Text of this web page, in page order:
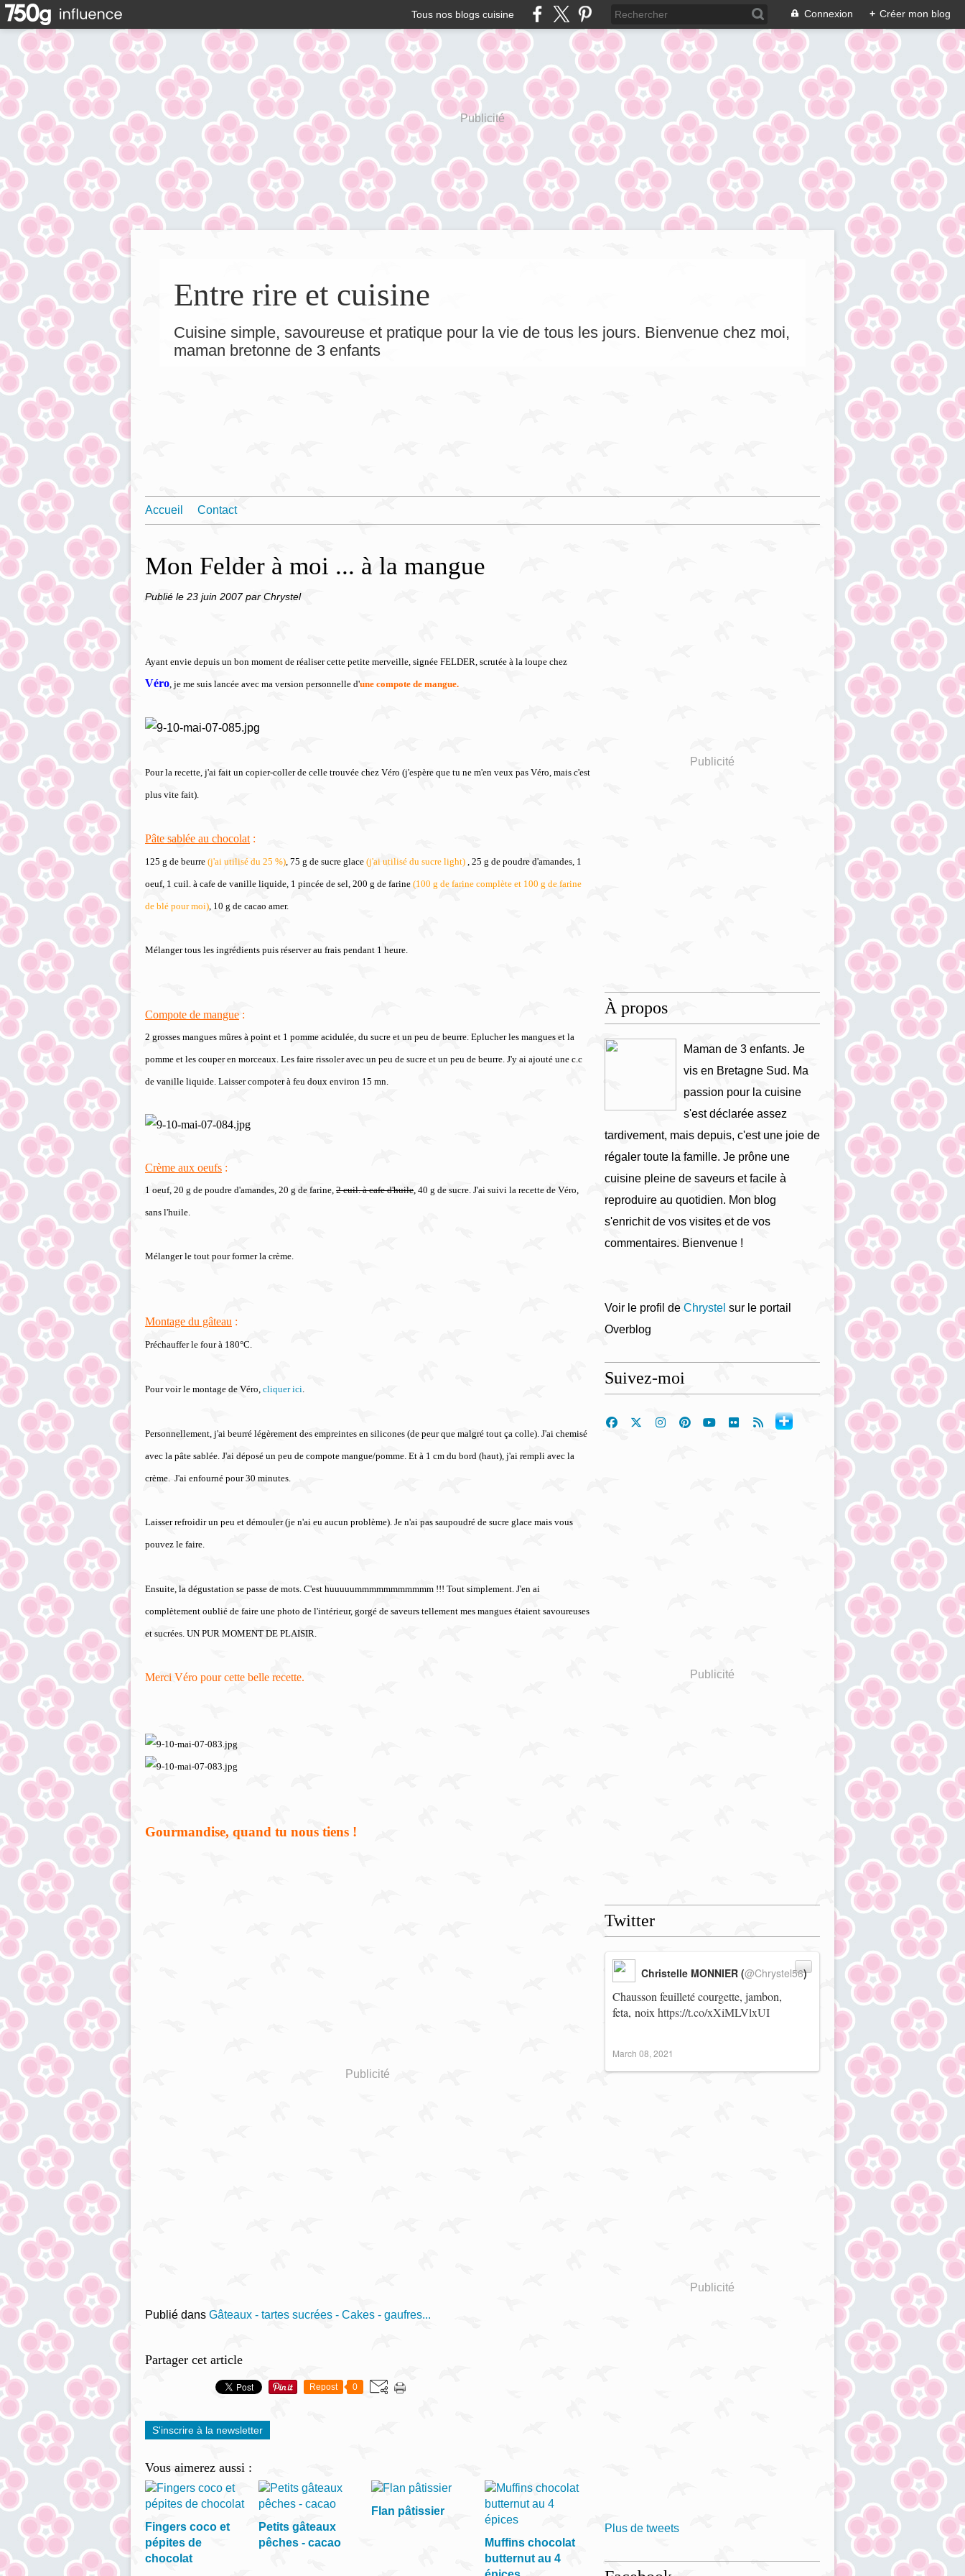
Tous nos blogs cuisine Connexion + Créer mon blog
Publicité
Entre rire et cuisine
Cuisine simple, savoureuse et pratique pour la vie de tous les jours. Bienvenue chez moi,
maman bretonne de 3 enfants
Accueil Contact
Mon Felder à moi ... à la mangue
Publié le 23 juin 2007par Chrystel
Ayant envie depuis un bon moment de réaliser cette petite merveille, signée FELDER, scrutée à la loupe chez
Véro, je me suis lancée avec ma version personnelle d'une compote de mangue.
Pour la recette, j'ai fait un copier-coller de celle trouvée chez Véro (j'espère que tu ne m'en veux pas Véro, mais c'est
plus vite fait).
Pâte sablée au chocolat :
125 g de beurre (j'ai utilisé du 25 %), 75 g de sucre glace (j'ai utilisé du sucre light) , 25 g de poudre d'amandes, 1
oeuf, 1 cuil. à cafe de vanille liquide, 1 pincée de sel, 200 g de farine (100 g de farine complète et 100 g de farine
de blé pour moi), 10 g de cacao amer.
Mélanger tous les ingrédients puis réserver au frais pendant 1 heure.
Compote de mangue :
2 grosses mangues mûres à point et 1 pomme acidulée, du sucre et un peu de beurre. Eplucher les mangues et la
pomme et les couper en morceaux. Les faire rissoler avec un peu de sucre et un peu de beurre. J'y ai ajouté une c.c
de vanille liquide. Laisser compoter à feu doux environ 15 mn.
Crème aux oeufs :
1 oeuf, 20 g de poudre d'amandes, 20 g de farine, 2 cuil. à cafe d'huile, 40 g de sucre. J'ai suivi la recette de Véro,
sans l'huile.
Mélanger le tout pour former la crème.
Montage du gâteau :
Préchauffer le four à 180°C.
Pour voir le montage de Véro, cliquer ici.
Personnellement, j'ai beurré légèrement des empreintes en silicones (de peur que malgré tout ça colle). J'ai chemisé
avec la pâte sablée. J'ai déposé un peu de compote mangue/pomme. Et à 1 cm du bord (haut), j'ai rempli avec la
crème. J'ai enfourné pour 30 minutes.
Laisser refroidir un peu et démouler (je n'ai eu aucun problème). Je n'ai pas saupoudré de sucre glace mais vous
pouvez le faire.
Ensuite, la dégustation se passe de mots. C'est huuuuummmmmmmmmmm !!! Tout simplement. J'en ai
complètement oublié de faire une photo de l'intérieur, gorgé de saveurs tellement mes mangues étaient savoureuses
et sucrées. UN PUR MOMENT DE PLAISIR.
Merci Véro pour cette belle recette.
Gourmandise, quand tu nous tiens !
Publicité
Publié dans Gâteaux - tartes sucrées - Cakes - gaufres...
Partager cet article
Repost 0
S'inscrire à la newsletter
Vous aimerez aussi :
Fingers coco et
pépites de
chocolat
Petits gâteaux
pêches - cacao
Flan pâtissier
Muffins chocolat
butternut au 4
Publicité
À propos
Maman de 3 enfants. Je
vis en Bretagne Sud. Ma
passion pour la cuisine
s'est déclarée assez
tardivement, mais depuis, c'est une joie de
régaler toute la famille. Je prône une
cuisine pleine de saveurs et facile à
reproduire au quotidien. Mon blog
s'enrichit de vos visites et de vos
commentaires. Bienvenue !
Voir le profil de Chrystel sur le portail
Overblog
Suivez-moi
Publicité
Twitter
Chausson feuilleté courgette, jambon,
feta, noix https://t.co/xXiMLVlxUI
Christelle MONNIER (@Chrystel56)
March 08, 2021
Publicité
Plus de tweets